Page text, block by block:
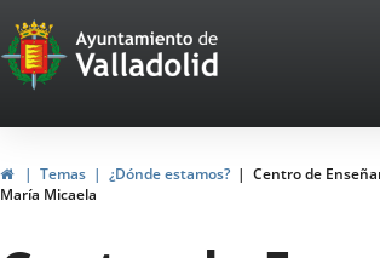
Portal
Web
del
Ayuntamiento
de
HomeTemas ¿Dónde estamos?
Centro de
María Micaela